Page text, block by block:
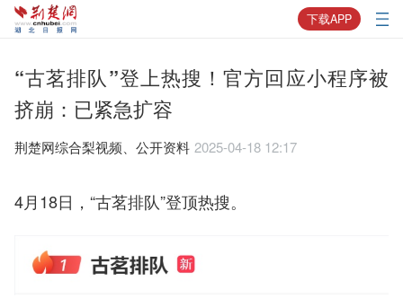
下载APP
“古茗排队”登上热搜！官方回应小程序被
挤崩：已紧急扩容
荆楚网综合梨视频、公开资料 2025-04-18 12:17
4月18日，“古茗排队”登顶热搜。